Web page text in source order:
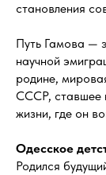
становления
Путь Гамова —
научной
родине,
СССР, ставшее
жизни, где он
Одесское
Родился